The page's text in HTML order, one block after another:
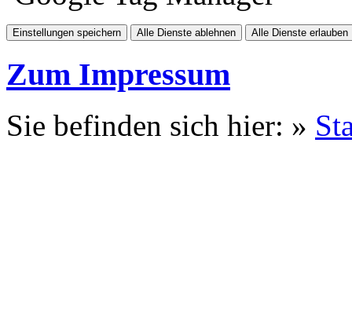
Einstellungen speichern Alle Dienste ablehnen Alle Dienste erlauben
Zum Impressum
Sie befinden sich hier: »